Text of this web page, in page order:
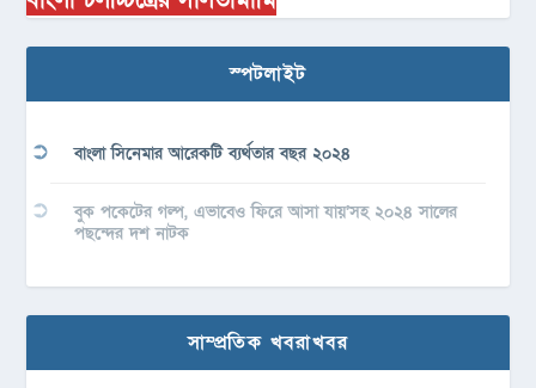
স্পটলাইট
বাংলা সিনেমার আরেকটি ব্যর্থতার বছর ২০২৪
বুক পকেটের গল্প, এভাবেও ফিরে আসা যায়’সহ ২০২৪ সালের
পছন্দের দশ নাটক
সাম্প্রতিক খবরাখবর